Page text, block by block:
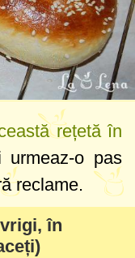
rețetă în
o pas
reclame.
în